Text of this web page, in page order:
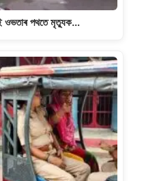
ওভতাৰ পথতে মৃত্যুক…